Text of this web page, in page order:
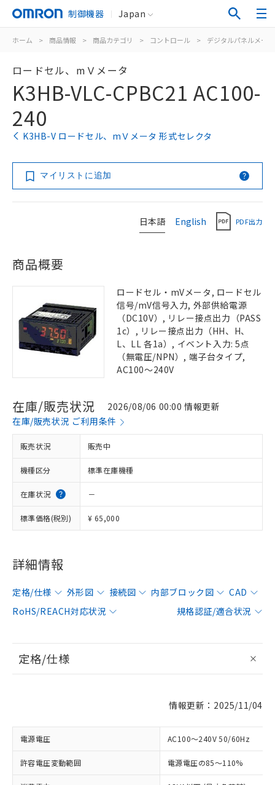
制御機器 Japan
ホーム > 商品情報 > 商品カテゴリ > コントロール > デジタルパネルメータ
ロードセル、mＶメータ
K3HB-VLC-CPBC21 AC100-
240
K3HB-V ロードセル、mＶメータ 形式セレクタ
マイリストに追加
日本語 English PDF出力
商品概要
ロードセル・mVメータ, ロードセル
信号/mV信号入力, 外部供給電源
（DC10V）, リレー接点出力（PASS
1c）, リレー接点出力（HH、H、
L、LL 各1a）, イベント入力: 5点
（無電圧/NPN）, 端子台タイプ,
AC100～240V
在庫/販売状況
2026/08/06 00:00 情報更新
在庫/販売状況 ご利用条件
販売状況 販売中
機種区分 標準在庫機種
在庫状況 －
標準価格(税別) ¥ 65,000
詳細情報
定格/仕様 外形図 接続図 内部ブロック図
CAD
RoHS/REACH対応状況
規格認証/適合状況
定格/仕様
情報更新：2025/11/04
電源電圧 AC100～240V 50/60Hz
許容電圧変動範囲 電源電圧の85～110%